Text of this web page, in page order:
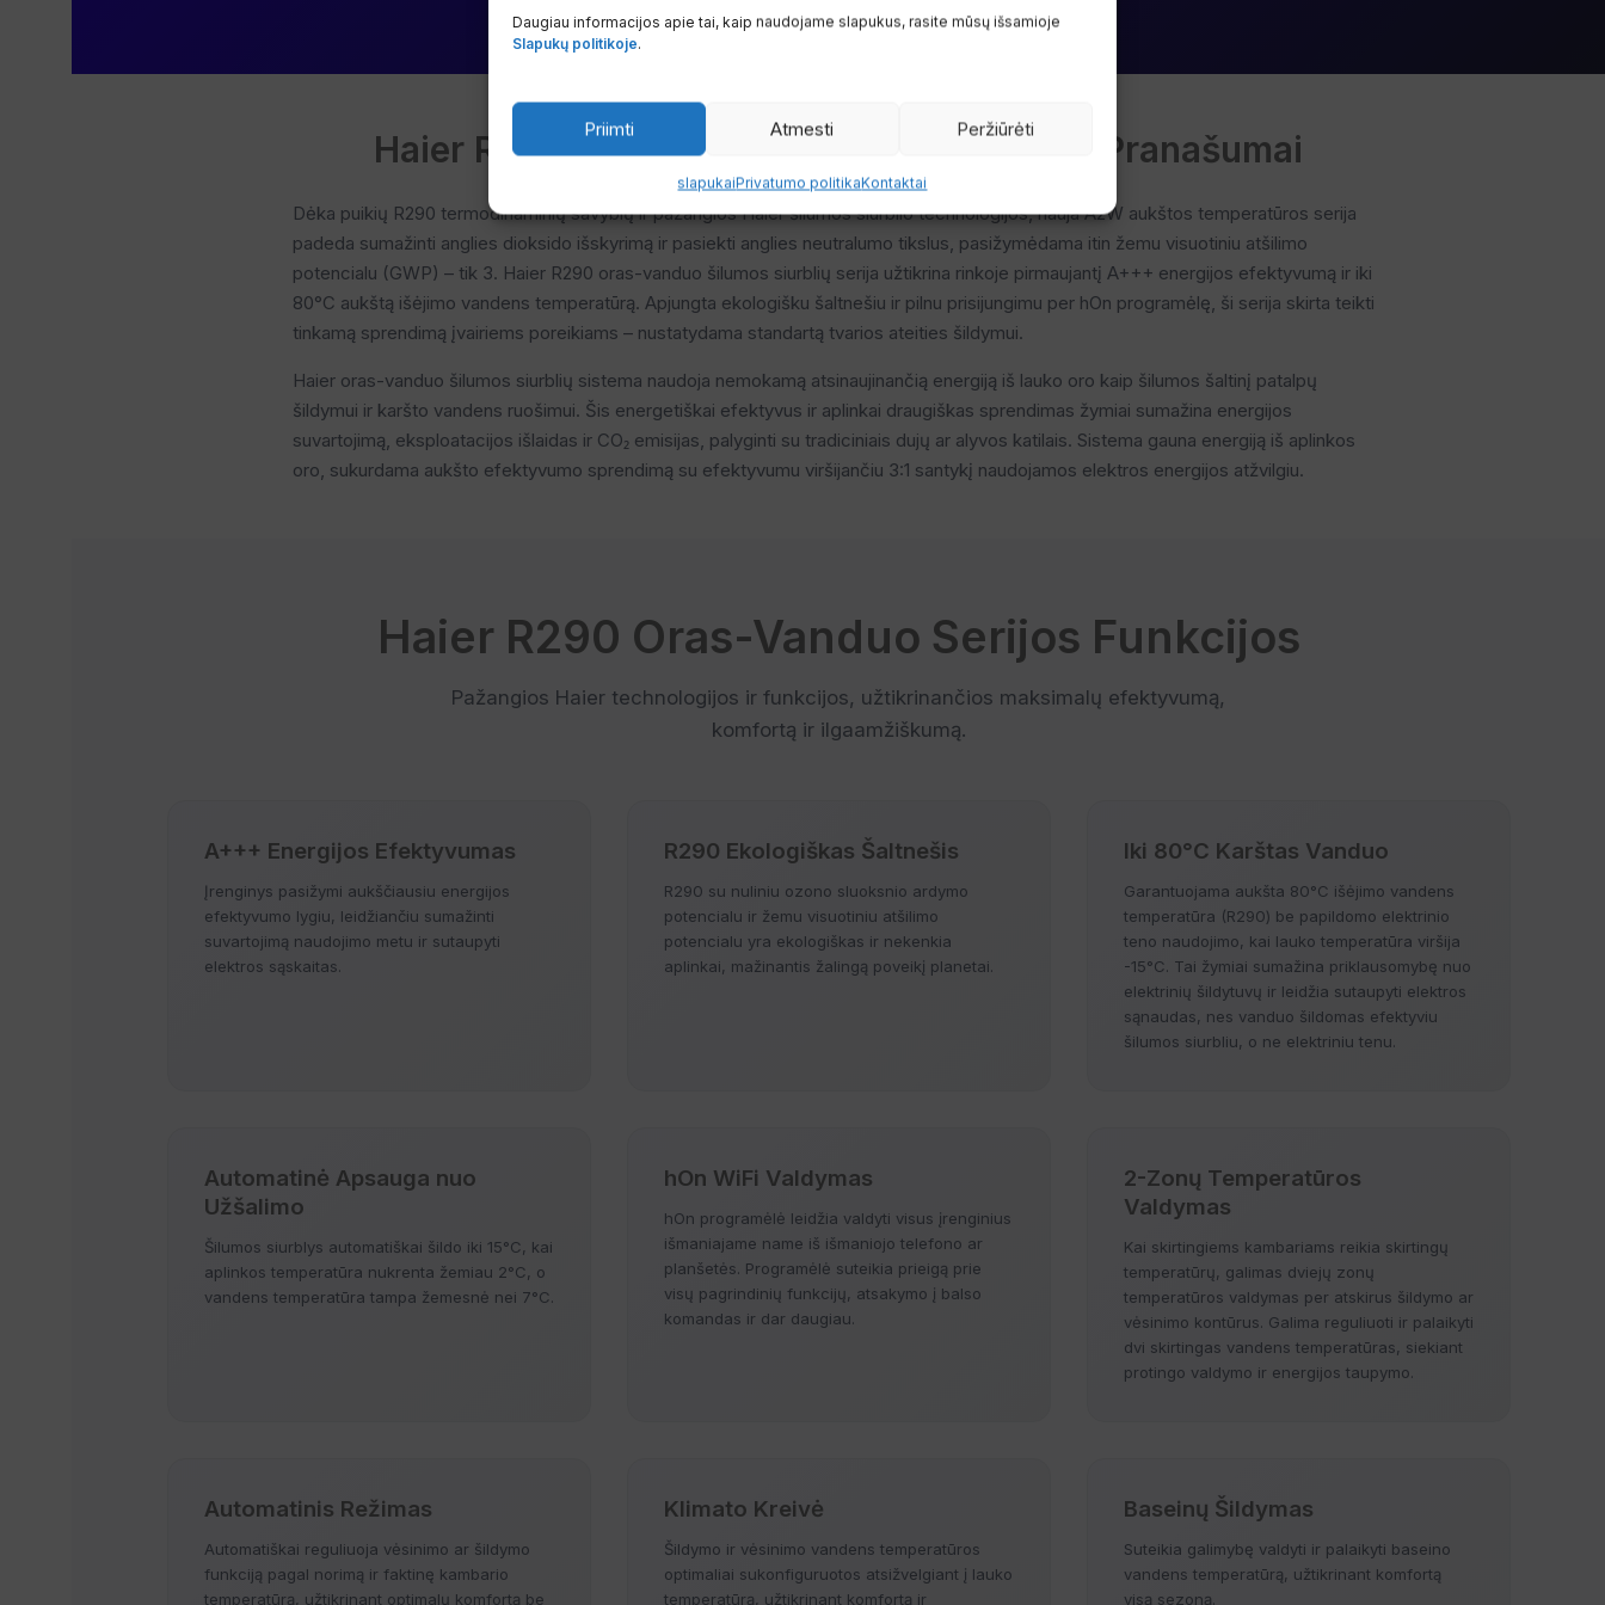
Daugiau informacijos apie tai, kaip naudojame slapukus, rasite mūsų išsamioje
Slapukų politikoje.
Priimti Atmesti Peržiūrėti
slapukaiPrivatumo politikaKontaktai
Haier R290 Oras-Vanduo Šilumos Siurblių Pranašumai
Dėka puikių R290 termodinaminių savybių ir pažangios Haier šilumos siurblio technologijos, nauja A2W aukštos temperatūros serija
padeda sumažinti anglies dioksido išskyrimą ir pasiekti anglies neutralumo tikslus, pasižymėdama itin žemu visuotiniu atšilimo
potencialu (GWP) – tik 3. Haier R290 oras-vanduo šilumos siurblių serija užtikrina rinkoje pirmaujantį A+++ energijos efektyvumą ir iki
80°C aukštą išėjimo vandens temperatūrą. Apjungta ekologišku šaltnešiu ir pilnu prisijungimu per hOn programėlę, ši serija skirta teikti
tinkamą sprendimą įvairiems poreikiams – nustatydama standartą tvarios ateities šildymui.
Haier oras-vanduo šilumos siurblių sistema naudoja nemokamą atsinaujinančią energiją iš lauko oro kaip šilumos šaltinį patalpų
šildymui ir karšto vandens ruošimui. Šis energetiškai efektyvus ir aplinkai draugiškas sprendimas žymiai sumažina energijos
suvartojimą, eksploatacijos išlaidas ir CO₂ emisijas, palyginti su tradiciniais dujų ar alyvos katilais. Sistema gauna energiją iš aplinkos
oro, sukurdama aukšto efektyvumo sprendimą su efektyvumu viršijančiu 3:1 santykį naudojamos elektros energijos atžvilgiu.
Haier R290 Oras-Vanduo Serijos Funkcijos
Pažangios Haier technologijos ir funkcijos, užtikrinančios maksimalų efektyvumą,
komfortą ir ilgaamžiškumą.
A+++ Energijos Efektyvumas
Įrenginys pasižymi aukščiausiu energijos
efektyvumo lygiu, leidžiančiu sumažinti
suvartojimą naudojimo metu ir sutaupyti
elektros sąskaitas.
R290 Ekologiškas Šaltnešis
R290 su nuliniu ozono sluoksnio ardymo
potencialu ir žemu visuotiniu atšilimo
potencialu yra ekologiškas ir nekenkia
aplinkai, mažinantis žalingą poveikį planetai.
Iki 80°C Karštas Vanduo
Garantuojama aukšta 80°C išėjimo vandens
temperatūra (R290) be papildomo elektrinio
teno naudojimo, kai lauko temperatūra viršija
-15°C. Tai žymiai sumažina priklausomybę nuo
elektrinių šildytuvų ir leidžia sutaupyti elektros
sąnaudas, nes vanduo šildomas efektyviu
šilumos siurbliu, o ne elektriniu tenu.
Automatinė Apsauga nuo
Užšalimo
Šilumos siurblys automatiškai šildo iki 15°C, kai
aplinkos temperatūra nukrenta žemiau 2°C, o
vandens temperatūra tampa žemesnė nei 7°C.
hOn WiFi Valdymas
hOn programėlė leidžia valdyti visus įrenginius
išmaniajame name iš išmaniojo telefono ar
planšetės. Programėlė suteikia prieigą prie
visų pagrindinių funkcijų, atsakymo į balso
komandas ir dar daugiau.
2-Zonų Temperatūros
Valdymas
Kai skirtingiems kambariams reikia skirtingų
temperatūrų, galimas dviejų zonų
temperatūros valdymas per atskirus šildymo ar
vėsinimo kontūrus. Galima reguliuoti ir palaikyti
dvi skirtingas vandens temperatūras, siekiant
protingo valdymo ir energijos taupymo.
Automatinis Režimas
Automatiškai reguliuoja vėsinimo ar šildymo
funkciją pagal norimą ir faktinę kambario
temperatūrą, užtikrinant optimalų komfortą be
Klimato Kreivė
Šildymo ir vėsinimo vandens temperatūros
optimaliai sukonfiguruotos atsižvelgiant į lauko
temperatūrą, užtikrinant komfortą ir
Baseinų Šildymas
Suteikia galimybę valdyti ir palaikyti baseino
vandens temperatūrą, užtikrinant komfortą
visą sezoną.